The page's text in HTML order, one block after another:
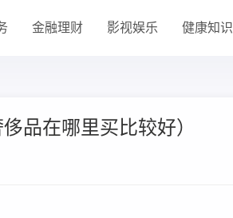
金融理财 影视娱乐 健康知识
品在哪里买比较好）